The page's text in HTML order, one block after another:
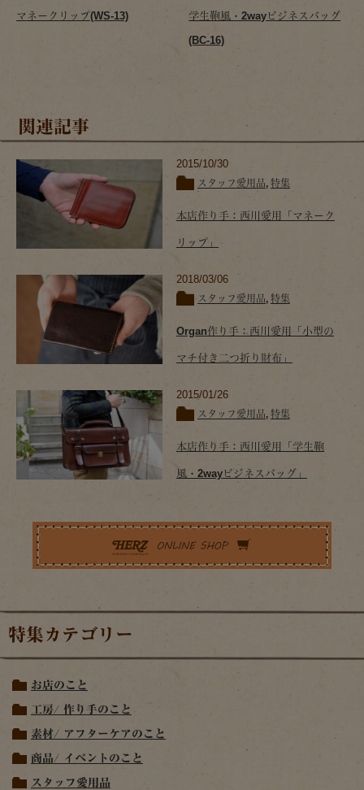
マネークリップ(WS-13)
学生鞄風・2wayビジネスバッグ
(BC-16)
関連記事
2015/10/30
スタッフ愛用品, 特集
本店作り手：西川愛用「マネーク
リップ」
2018/03/06
スタッフ愛用品, 特集
Organ作り手：西川愛用「小型の
マチ付き二つ折り財布」
2015/01/26
スタッフ愛用品, 特集
本店作り手：西川愛用「学生鞄
風・2wayビジネスバッグ」
特集カテゴリー
お店のこと
工房/ 作り手のこと
素材/ アフターケアのこと
商品/ イベントのこと
スタッフ愛用品